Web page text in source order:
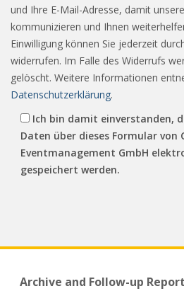
und Ihre E-Mail-Adresse, damit
kommunizieren und Ihnen
Einwilligung können Sie jederzeit
widerrufen. Im Falle des Widerrufs
gelöscht. Weitere Informationen
Datenschutzerklärung.
Ich bin damit einverstanden,
Daten über dieses Formular von
Eventmanagement GmbH
gespeichert werden.
Archive and Follow-up